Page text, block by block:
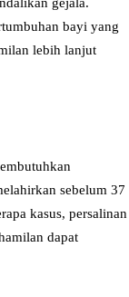
bayi yang
lebih lanjut
sebelum 37
kasus, persalinan
dapat